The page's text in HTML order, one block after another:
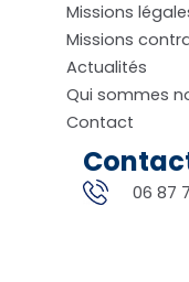
Missions
Missions
Actualités
Qui sommes
Contact
06 87